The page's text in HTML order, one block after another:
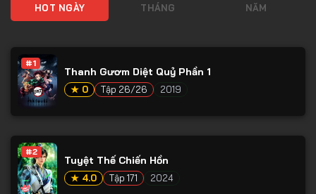
HOT NGÀY THÁNG NĂM
#1
Thanh Gươm Diệt Quỷ Phần 1
★ 0 Tập 26/26 2019
#2
Tuyệt Thế Chiến Hồn
★ 4.0 Tập 171 2024